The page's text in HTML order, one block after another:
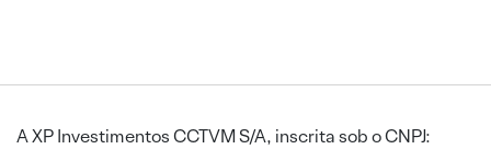
A XP Investimentos CCTVM S/A, inscrita sob o CNPJ: